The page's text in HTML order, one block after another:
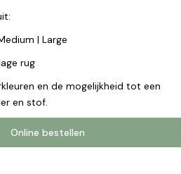
| Large
rug
en de mogelijkheid tot een
en stof.
Online bestellen